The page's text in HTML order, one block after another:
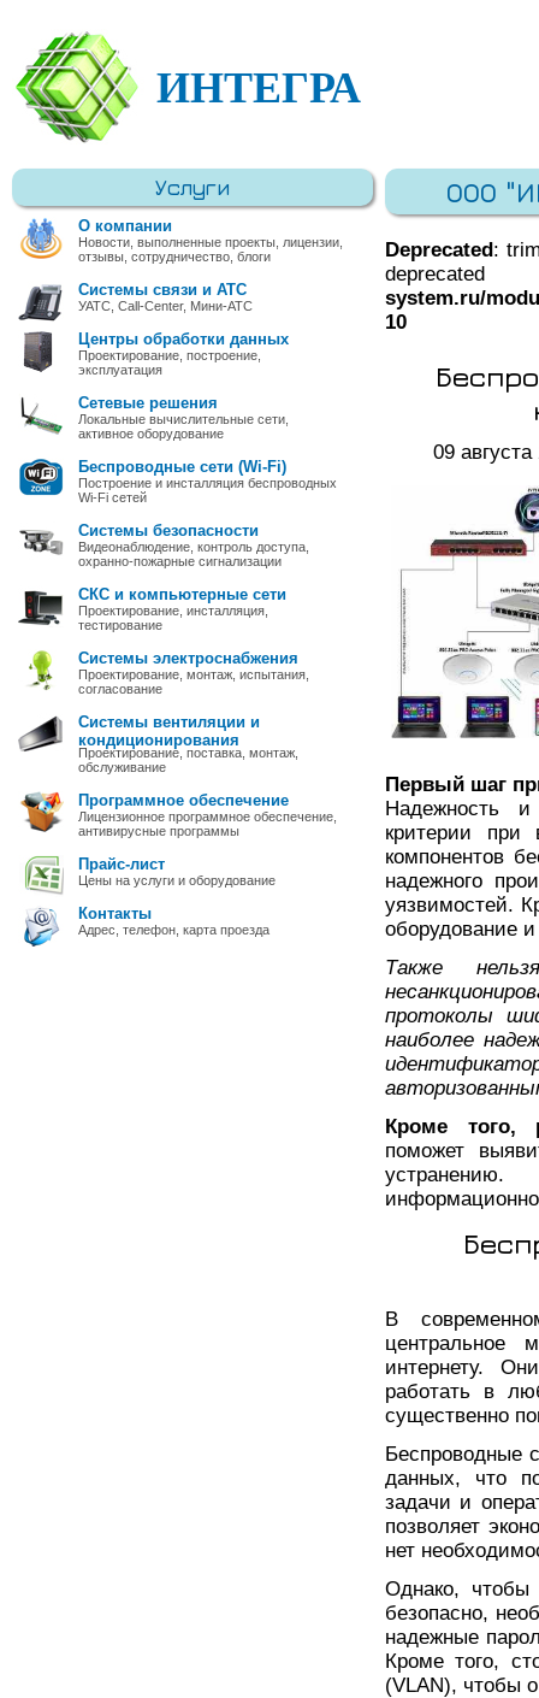
ИНТЕГРА
Услуги
О компании
Новости, выполненные проекты, лицензии,
отзывы, сотрудничество, блоги
Системы связи и АТС
УАТС, Call-Center, Мини-АТС
Центры обработки данных
Проектирование, построение,
эксплуатация
Сетевые решения
Локальные вычислительные сети,
активное оборудование
Беспроводные сети (Wi-Fi)
Построение и инсталляция беспроводных
Wi-Fi сетей
Системы безопасности
Видеонаблюдение, контроль доступа,
охранно-пожарные сигнализации
СКС и компьютерные сети
Проектирование, инсталляция,
тестирование
Системы электроснабжения
Проектирование, монтаж, испытания,
согласование
Системы вентиляции и
кондиционирования
Проектирование, поставка, монтаж,
обслуживание
Программное обеспечение
Лицензионное программное обеспечение,
антивирусные программы
Прайс-лист
Цены на услуги и оборудование
Контакты
Адрес, телефон, карта проезда
ООО
Deprecated:
system.ru/
10
09 августа
Первый шаг
Надежность и
критерии при
компонентов
надежного
уязвимостей.
оборудование
Также
протоколы
наиболее
Кроме того,
поможет
В
центральное
интернету.
работать в
существенно
Беспроводные
данных, что
задачи и
позволяет
нет
Однако, чтобы
безопасно,
надежные
Кроме того,
(VLAN), чтобы